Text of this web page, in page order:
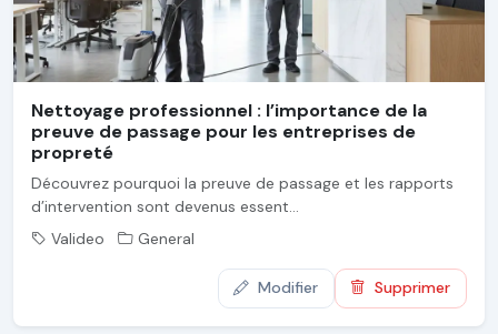
Nettoyage professionnel : l’importance de la
preuve de passage pour les entreprises de
propreté
Découvrez pourquoi la preuve de passage et les rapports
d’intervention sont devenus essent...
Valideo
General
Modifier Supprimer